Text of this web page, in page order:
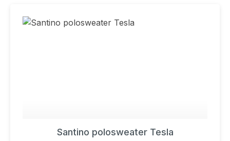
Santino polosweater Tesla